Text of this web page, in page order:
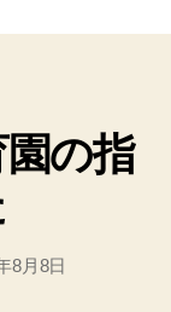
の指
8月8日